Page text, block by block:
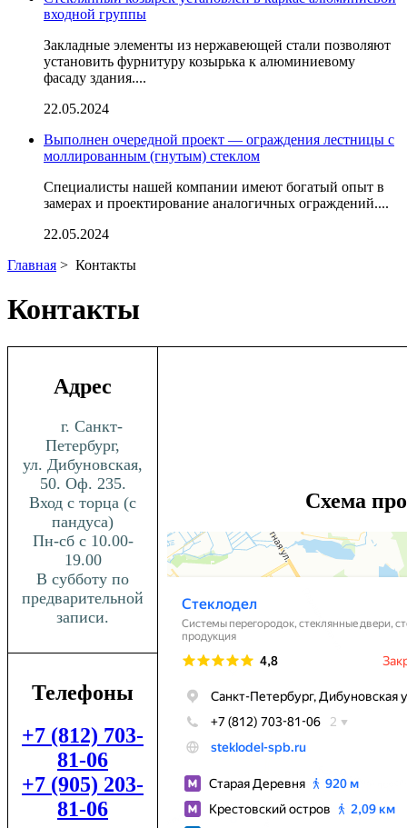
входной группы
Закладные элементы из нержавеющей стали позволяют
установить фурнитуру козырька к алюминиевому
фасаду здания....
22.05.2024
Выполнен очередной проект — ограждения лестницы с
моллированным (гнутым) стеклом
Специалисты нашей компании имеют богатый опыт в
замерах и проектирование аналогичных ограждений....
22.05.2024
Главная > Контакты
Контакты
Адрес
г. Санкт-
Петербург,
ул. Дибуновская,
50. Оф. 235.
Вход с торца (с
пандуса)
Пн-сб с 10.00-
19.00
В субботу по
предварительной
записи.
Схема
Телефоны
+7 (812) 703-
81-06
+7 (905) 203-
81-06